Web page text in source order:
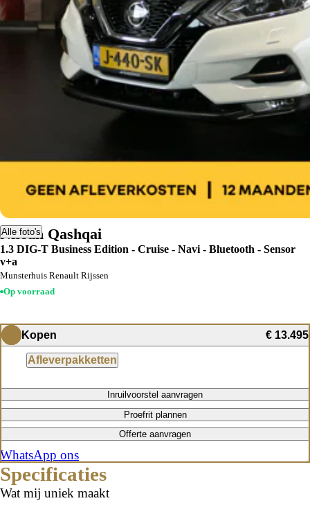
Alle foto's
Nissan Qashqai
1.3 DIG-T Business Edition - Cruise - Navi - Bluetooth - Sensor
v+a
Munsterhuis Renault Rijssen
Op voorraad
Kopen € 13.495
Afleverpakketten
Inruilvoorstel aanvragen
Proefrit plannen
Offerte aanvragen
WhatsApp ons
Specificaties
Wat mij uniek maakt